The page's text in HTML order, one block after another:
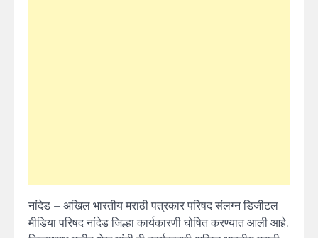
नांदेड – अखिल भारतीय मराठी पत्रकार परिषद संलग्न डिजीटल
मीडिया परिषद नांदेड जिल्हा कार्यकारणी घोषित करण्यात आली आहे.